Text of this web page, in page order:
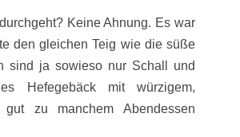
Keine Ahnung. Es war
den gleichen Teig wie die süße
sind ja sowieso nur Schall und
Hefegebäck mit würzigem,
zu manchem Abendessen